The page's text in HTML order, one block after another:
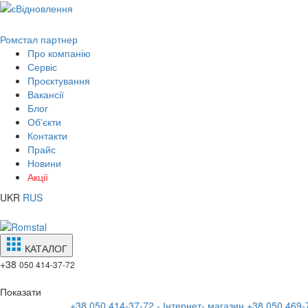
Ромстал партнер
Про компанію
Сервіс
Проєктування
Вакансії
Блог
Об'єкти
Контакти
Прайс
Новини
Акції
UKR RUS
КАТАЛОГ
+38 050 414-37-72
Показати
+38 050 414-37-72 - Інтернет- магазин +38 050